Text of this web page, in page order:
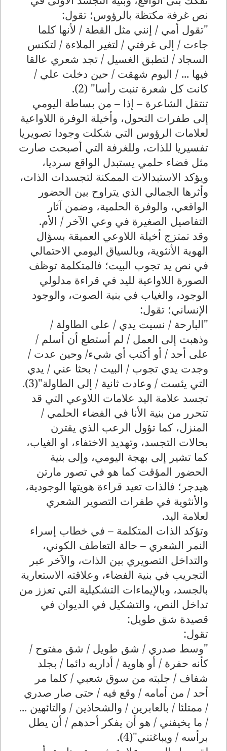
نص غرفة مكتظة بالرؤوس؛ تقول:
"تقول أمي / إنني مثل القطة / لأنها كلما
جاءت / إلى غرفتي / لتغير الملاءة / لتكنس
السجاد / لتطبق الغسيل / تجد شعري عالقا
فيها ... / اليوم شهقت / حين دخلت علي /
كانت كل شعرة تنبت رأسا" (2).
تنتقل الشاعرة – إذا – من بساطة اليومي
إلى طفرات التحول، وأخيلة الوفرة اللاواعية
لعلامات الرؤوس التي شكلت وجودا تصويريا
تفسيريا للذات، وللغرفة التي أصبحت صارت
مثل فضاء حلمي يستبدل الواقع سرديا،
ويؤكد الاستبدالات الممكنة لتجسدات الذات،
وأثرها الجمالي الذي يتراوح بين الحضور
الواقعي، والوفرة الحلمية، وضمن آثار
التفاصيل الصغيرة في وعي الآخر / الأم.
وقد تمتزج أخيلة اللاوعي العميقة بسؤال
الهوية الأنثوية، وبالسياق اليومي الاحتمالي
في نص يد تجوب البيت؛ فالمتكلمة توظف
الصورة اللاواعية لليد في قراءة مدلولي
الوجود، والغياب في بنية الصوت، والوجود
الإنساني؛ تقول:
"البارحة / نسيت يدي / على الطاولة /
وذهبت إلى العمل / لم أستطع أن أسلم /
على أحد / أو أكتب أي شيء/ وحين عدت /
وجدت يدي تجوب / البيت / بحثا عني / يدي
التي يئست / وعادت ثانية / إلى الطاولة"(3).
تجسد علامة اليد علامات اللاوعي التي قد
تتحرر من بنية الأنا في الفضاء الحلمي /
المنزل، كما تؤول الرعب الذي يقترن
بحالات التجسد، وتهديد الاختفاء، او الغياب،
كما تشير إلى بهجة اليومي، وإلى بنية
الحضور المؤقت كما هو في تصور مارتن
هيدجر؛ فالذات تعيد قراءة هويتها الوجودية،
والأنثوية في طفرات التصوير الشعري
لعلامة اليد.
وتؤكد الذات المتكلمة – في خطاب إسراء
النمر الشعري – حالة التعاطف الكوني،
والتداخل التصويري بين الذات، والآخر عبر
التجريب في بنية الفضاء، وعلاقته الاستعارية
بالجسد، وبالإيماءات التشكيلية التي تعزز من
تداخل النص، والتشكيل في الديوان في
قصيدة شق طويل:
تقول:
"وسط صدري / شق طويل / شق مفتوح /
كأنه حفرة / أو هاوية / أداريه دائما / بجلد
شفاف / جلبته من سوق شعبي / كلما مر
أحد / من أمامه / وقع فيه / حتى صار صدري
/ ممتلئا / بالعابرين / والشحاذين / والتائهين ...
/ ما يخيفني / هو أن يفكر أحدهم / أن يطل
برأسه / ويباغتني"(4).